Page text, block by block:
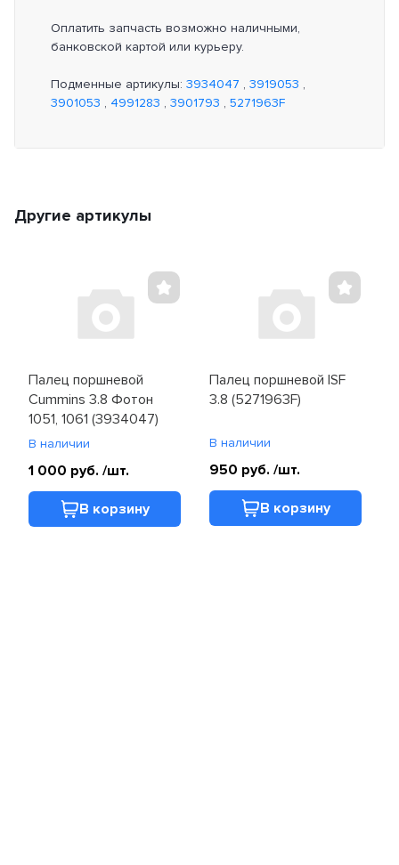
Оплатить запчасть возможно наличными,
банковской картой или курьеру.
Подменные артикулы: 3934047 , 3919053 ,
3901053 , 4991283 , 3901793 , 5271963F
Другие артикулы
Палец поршневой
Cummins 3.8 Фотон
1051, 1061 (3934047)
В наличии
1 000 руб. /шт.
В корзину
Палец поршневой ISF
3.8 (5271963F)
В наличии
950 руб. /шт.
В корзину